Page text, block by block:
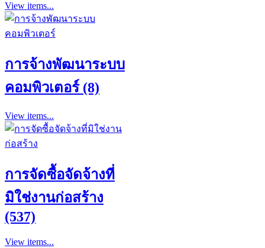
View items...
การจ้างพัฒนาระบบ
คอมพิวเตอร์ (8)
View items...
การจัดซื้อจัดจ้างที่
มิใช่งานก่อสร้าง
(537)
View items...